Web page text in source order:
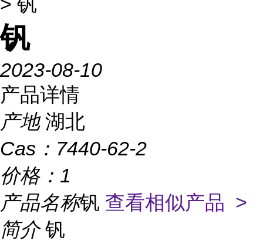
钒
2023-08-10
产品详情
产地 湖北
Cas： 7440-62-2
价格： 1
产品名称钒 查看相似产品 >
简介 钒